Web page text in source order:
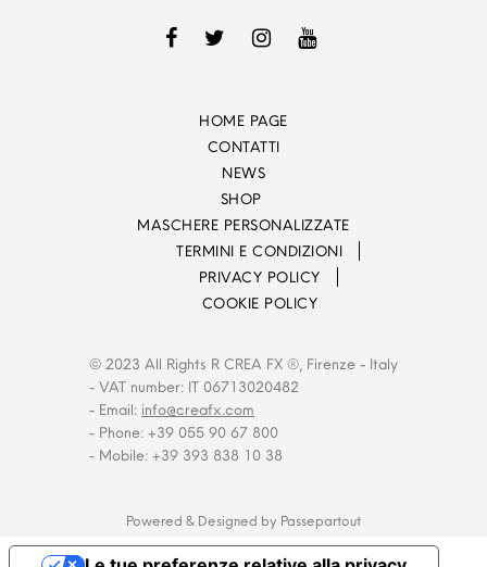
HOME PAGE
CONTATTI
NEWS
SHOP
MASCHERE PERSONALIZZATE
TERMINI E CONDIZIONI
PRIVACY POLICY
COOKIE POLICY
© 2023 All Rights R CREA FX ®, Firenze - Italy
- VAT number: IT 06713020482
- Email: info@creafx.com
- Phone: +39 055 90 67 800
- Mobile: +39 393 838 10 38
Powered & Designed by Passepartout